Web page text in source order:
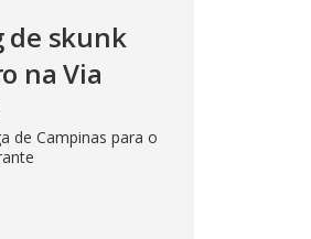
de skunk
na Via
de Campinas para o